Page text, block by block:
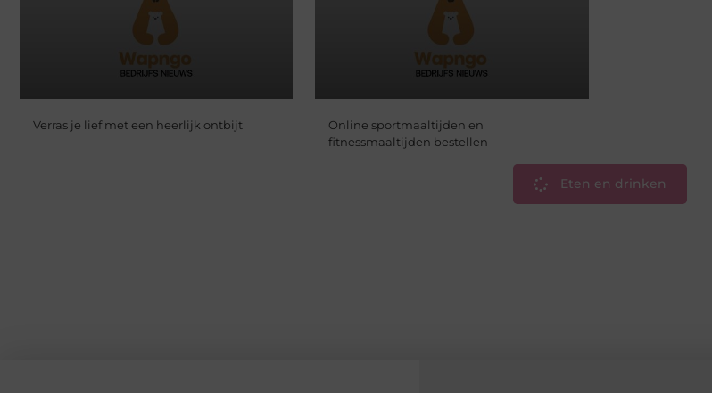
Verras je lief met een heerlijk ontbijt
Online sportmaaltijden en
fitnessmaaltijden bestellen
Eten en drinken